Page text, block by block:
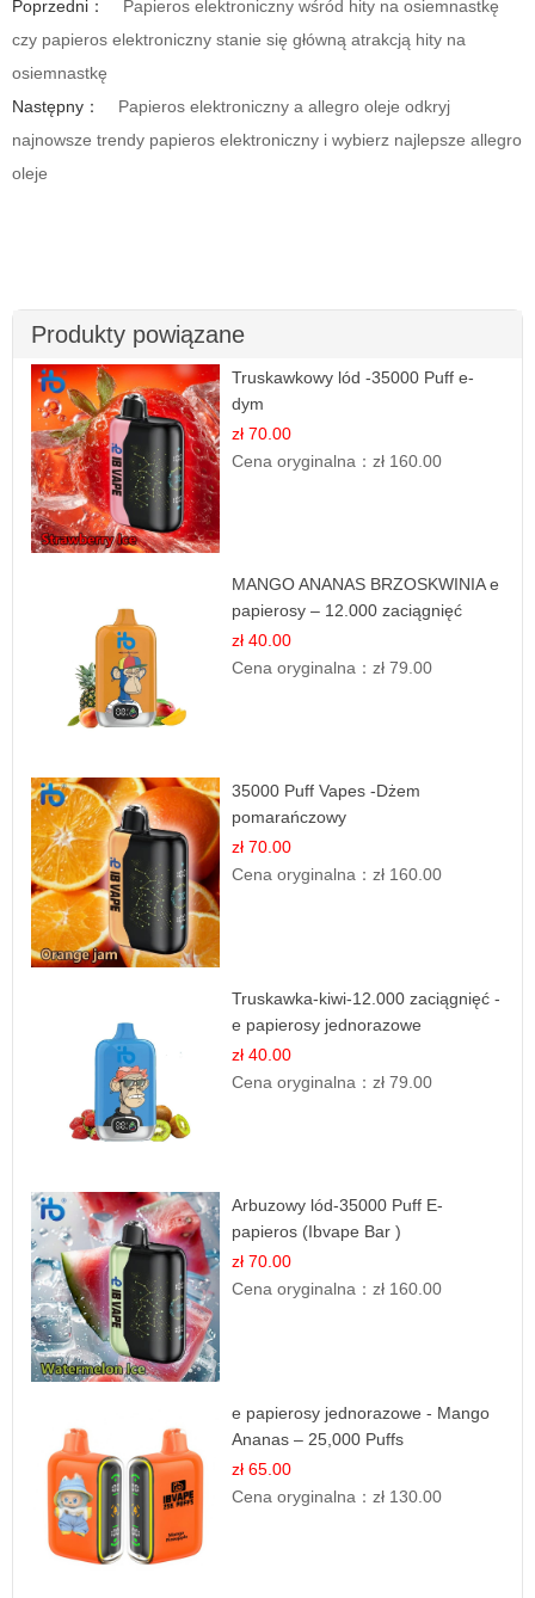
Poprzedni：
Papieros elektroniczny wśród hity na osiemnastkę
czy papieros elektroniczny stanie się główną atrakcją hity na
osiemnastkę
Następny：
Papieros elektroniczny a allegro oleje odkryj
najnowsze trendy papieros elektroniczny i wybierz najlepsze allegro
oleje
Produkty powiązane
Truskawkowy lód -35000 Puff e-
dym
zł 70.00
Cena oryginalna：zł 160.00
MANGO ANANAS BRZOSKWINIA e
papierosy – 12.000 zaciągnięć
zł 40.00
Cena oryginalna：zł 79.00
35000 Puff Vapes -Dżem
pomarańczowy
zł 70.00
Cena oryginalna：zł 160.00
Truskawka-kiwi-12.000 zaciągnięć -
e papierosy jednorazowe
zł 40.00
Cena oryginalna：zł 79.00
Arbuzowy lód-35000 Puff E-
papieros (Ibvape Bar )
zł 70.00
Cena oryginalna：zł 160.00
e papierosy jednorazowe - Mango
Ananas – 25,000 Puffs
zł 65.00
Cena oryginalna：zł 130.00